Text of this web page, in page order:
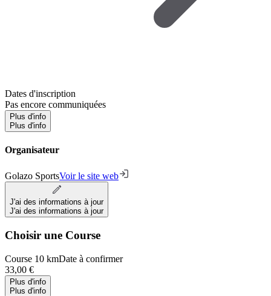
Dates d'inscription
Pas encore communiquées
Plus d'info
Plus d'info
Organisateur
Golazo SportsVoir le site web
J'ai des informations à jour
J'ai des informations à jour
Choisir une Course
Course 10 kmDate à confirmer
33,00 €
Plus d'info
Plus d'info